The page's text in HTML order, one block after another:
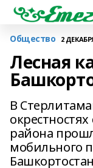
Общество 2
Лесная
В
района
мобильного